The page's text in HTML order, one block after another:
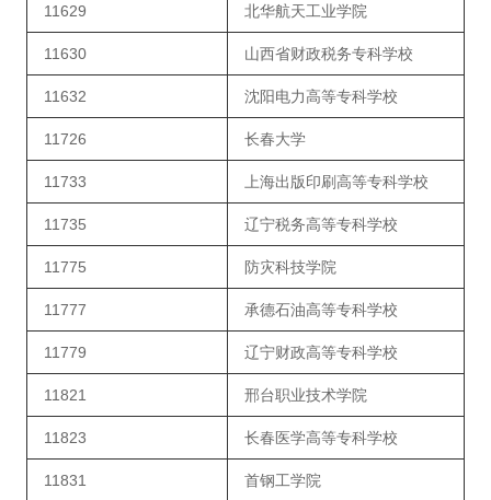
11629 北华航天工业学院
11630 山西省财政税务专科学校
11632 沈阳电力高等专科学校
11726 长春大学
11733 上海出版印刷高等专科学校
11735 辽宁税务高等专科学校
11775 防灾科技学院
11777 承德石油高等专科学校
11779 辽宁财政高等专科学校
11821 邢台职业技术学院
11823 长春医学高等专科学校
11831 首钢工学院